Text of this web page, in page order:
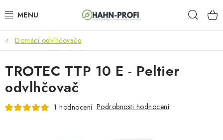
na
KLIMATIZACE
ELEKTROCENTRÁLY
ZAHRADNÍ TECHNIKA
Domácí odvlhčovače
TROTEC TTP 10 E - Peltier
odvlhčovač
1 hodnocení Podrobnosti hodnocení